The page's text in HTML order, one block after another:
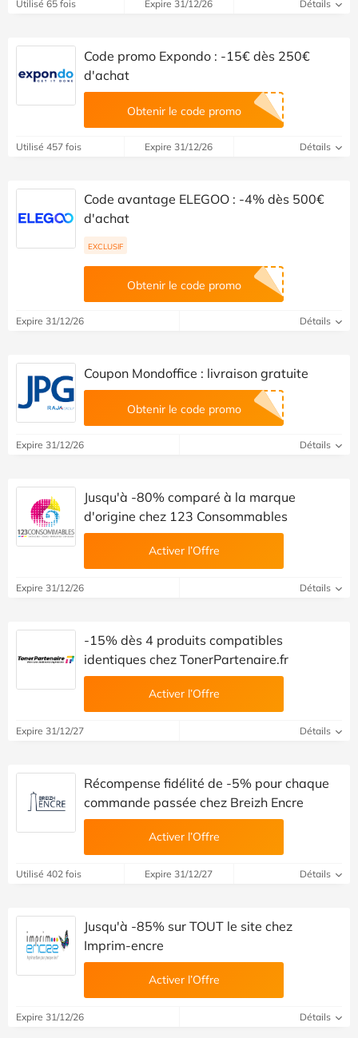
Utilisé 65 fois Expire 31/12/26 Détails
Code promo Expondo : -15€ dès 250€
d'achat
Obtenir le code promo
Utilisé 457 fois Expire 31/12/26 Détails
Code avantage ELEGOO : -4% dès 500€
d'achat
EXCLUSIF
Obtenir le code promo
Expire 31/12/26 Détails
Coupon Mondoffice : livraison gratuite
Obtenir le code promo
Expire 31/12/26 Détails
Jusqu'à -80% comparé à la marque
d'origine chez 123 Consommables
Activer l’Offre
Expire 31/12/26 Détails
-15% dès 4 produits compatibles
identiques chez TonerPartenaire.fr
Activer l’Offre
Expire 31/12/27 Détails
Récompense fidélité de -5% pour chaque
commande passée chez Breizh Encre
Activer l’Offre
Utilisé 402 fois Expire 31/12/27 Détails
Jusqu'à -85% sur TOUT le site chez
Imprim-encre
Activer l’Offre
Expire 31/12/26 Détails